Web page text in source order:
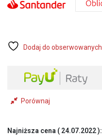
do
do
Dodaj do obserwowanych
Porównaj
Najniższa cena ( 24.07.2022):